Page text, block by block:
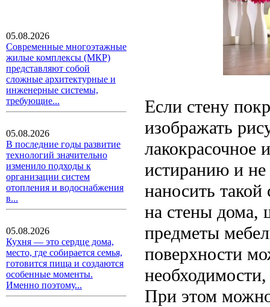
05.08.2026
Современные многоэтажные
жилые комплексы (МКР)
представляют собой
сложные архитектурные и
инженерные системы,
требующие...
05.08.2026
В последние годы развитие
технологий значительно
изменило подходы к
организации систем
отопления и водоснабжения
в...
05.08.2026
Кухня — это сердце дома,
место, где собирается семья,
готовится пища и создаются
особенные моменты.
Именно поэтому...
Если стену
изображать
лакокрасочное
истиранию и
наносить
на стены дома,
предметы
поверхности
При этом